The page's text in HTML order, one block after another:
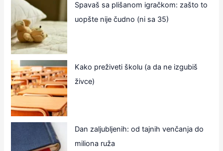
Spavaš sa plišanom igračkom: zašto to
uopšte nije čudno (ni sa 35)
Kako preživeti školu (a da ne izgubiš
živce)
Dan zaljubljenih: od tajnih venčanja do
miliona ruža